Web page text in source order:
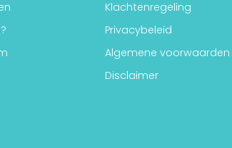
Klachtenregeling
Privacybeleid
Algemene voorwaarden
Disclaimer